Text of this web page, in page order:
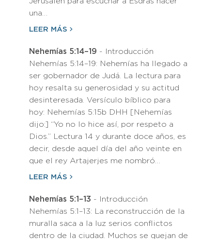
una…
LEER MÁS
Nehemías 5:14–19 - Introducción
Nehemías 5:14–19: Nehemías ha llegado a
ser gobernador de Judá. La lectura para
hoy resalta su generosidad y su actitud
desinteresada. Versículo bíblico para
hoy: Nehemías 5:15b DHH [Nehemías
dijo:] “Yo no lo hice así, por respeto a
Dios.” Lectura 14 y durante doce años, es
decir, desde aquel día del año veinte en
que el rey Artajerjes me nombró…
LEER MÁS
Nehemías 5:1–13 - Introducción
Nehemías 5:1–13: La reconstrucción de la
muralla saca a la luz serios conflictos
dentro de la ciudad. Muchos se quejan de